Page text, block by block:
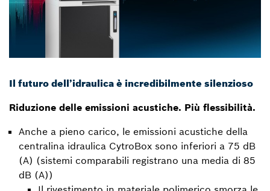
Il futuro dell’idraulica è incredibilmente silenzioso
Riduzione delle emissioni acustiche. Più flessibilità.
Anche a pieno carico, le emissioni acustiche della
centralina idraulica CytroBox sono inferiori a 75 dB
(A) (sistemi comparabili registrano una media di 85
dB (A))